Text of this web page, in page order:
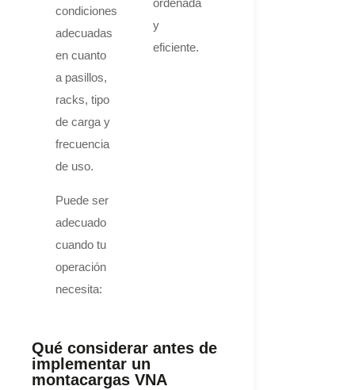
condiciones
adecuadas
en cuanto
a pasillos,
racks, tipo
de carga y
frecuencia
de uso.
Puede ser
adecuado
cuando tu
operación
necesita:
ordenada
y
eficiente.
Qué considerar antes de
implementar un
montacargas VNA